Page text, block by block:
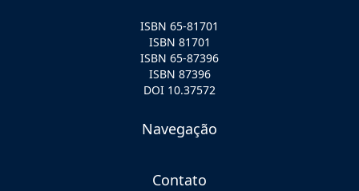
ISBN 65-81701
ISBN 81701
ISBN 65-87396
ISBN 87396
DOI 10.37572
Navegação
Contato